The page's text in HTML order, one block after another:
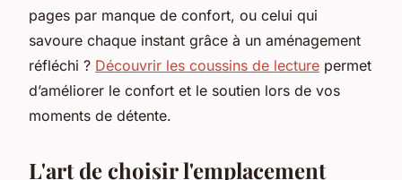
pages par manque de confort, ou celui qui
savoure chaque instant grâce à un aménagement
réfléchi ? Découvrir les coussins de lecture permet
d’améliorer le confort et le soutien lors de vos
moments de détente.
L'art de choisir l'emplacement